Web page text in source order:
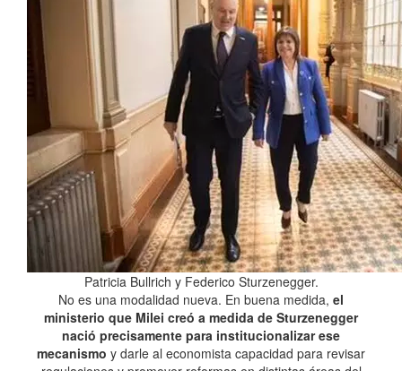
Patricia Bullrich y Federico Sturzenegger.
No es una modalidad nueva. En buena medida, el
ministerio que Milei creó a medida de Sturzenegger
nació precisamente para institucionalizar ese
mecanismo y darle al economista capacidad para revisar